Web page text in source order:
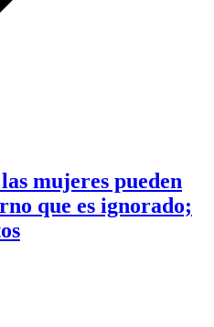
mujeres pueden
que es ignorado;